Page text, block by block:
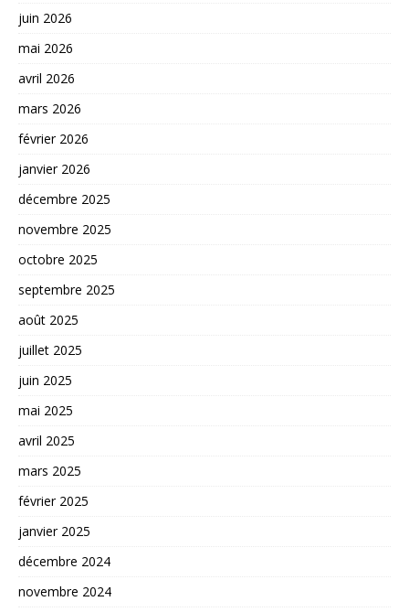
juin 2026
mai 2026
avril 2026
mars 2026
février 2026
janvier 2026
décembre 2025
novembre 2025
octobre 2025
septembre 2025
août 2025
juillet 2025
juin 2025
mai 2025
avril 2025
mars 2025
février 2025
janvier 2025
décembre 2024
novembre 2024